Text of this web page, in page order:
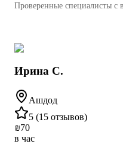
Проверенные специалисты с
Ирина С.
Ашдод
5 (15 отзывов)
₪70
в час